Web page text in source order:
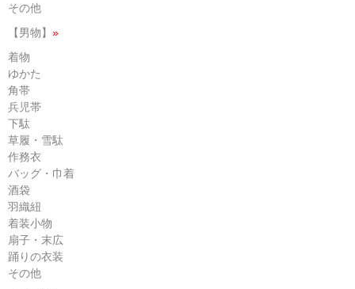
その他
【男物】 »
着物
ゆかた
角帯
兵児帯
下駄
草履・雪駄
作務衣
バッグ・巾着
酒袋
羽織紐
着装小物
扇子・末広
踊りの衣装
その他